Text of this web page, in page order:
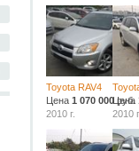
Toyota RAV4
Цена 1 070 000 руб.
2010 г.
Цена
2010